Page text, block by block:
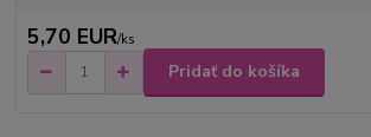
5,70 EUR/ks
Pridať do košíka